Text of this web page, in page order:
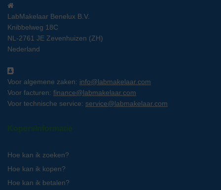
LabMakelaar Benelux B.V.
Knibbelweg 18C
NL-2761 JE Zevenhuizen (ZH)
Nederland
Voor algemene zaken: info@labmakelaar.com
Voor facturen: finance@labmakelaar.com
Voor technische service: service@labmakelaar.com
Kopersinformatie
Hoe kan ik zoeken?
Hoe kan ik kopen?
Hoe kan ik betalen?